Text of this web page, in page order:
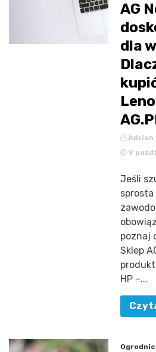
AG
dla
Adrian
9
Jeśli
poznaj
Sklep
HP –...